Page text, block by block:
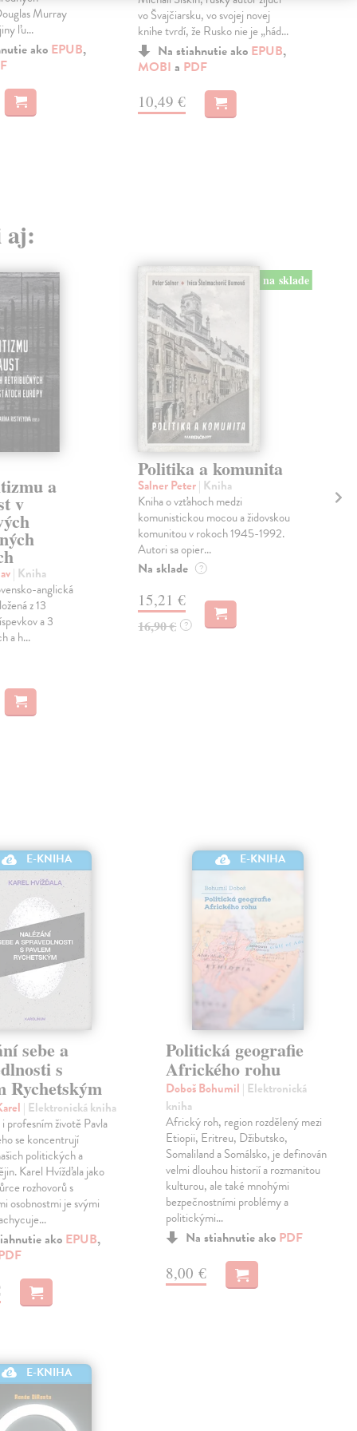
Murray
ľu...
ako EPUB,
vo Švajčiarsku, vo svojej novej
knihe tvrdí, že Rusko nie je „hád...
Na stiahnutie ako EPUB,
MOBI a PDF
10,49 €
aj:
a
v
| Kniha
anglická
z 13
a 3
a h...
na sklade
Politika a komunita
Salner Peter| Kniha
Kniha o vzťahoch medzi
komunistickou mocou a židovskou
komunitou v rokoch 1945-1992.
Autori sa opier...
Na sklade ?
15,21 €
16,90 € ?
E-KNIHA
sebe a
s
Rychetským
| Elektronická kniha
profesním životě Pavla
se koncentrují
politických a
Karel Hvížďala jako
rozhovorů s
osobnostmi je svými
ako EPUB,
E-KNIHA
Politická geografie
Afrického rohu
Doboš Bohumil | Elektronická
kniha
Africký roh, region rozdělený mezi
Etiopii, Eritreu, Džibutsko,
Somaliland a Somálsko, je definován
velmi dlouhou historií a rozmanitou
kulturou, ale také mnohými
bezpečnostními problémy a
politickými…
Na stiahnutie ako PDF
8,00 €
E-KNIHA